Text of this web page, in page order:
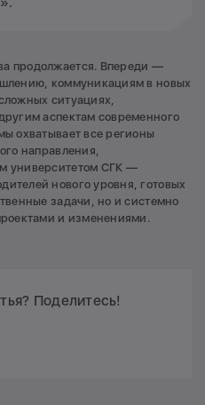
продолжается. Впереди —
коммуникациям в новых
ситуациях,
аспектам современного
охватывает все регионы
направления,
университетом СГК —
нового уровня, готовых
задачи, но и системно
и изменениями.
Поделитесь!